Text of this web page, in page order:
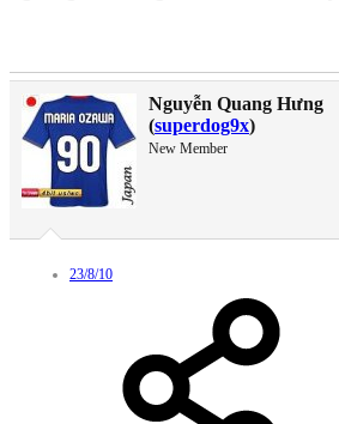
Nguyễn Quang Hưng
(superdog9x)
New Member
23/8/10